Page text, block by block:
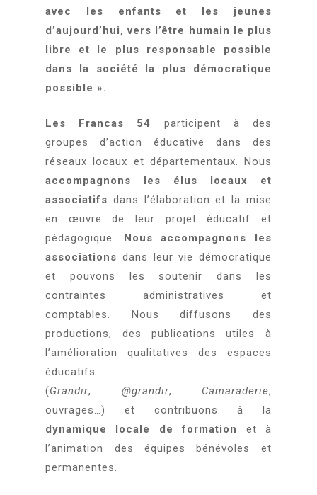
avec les enfants et les jeunes
d’aujourd’hui, vers l’être humain le plus
libre et le plus responsable possible
dans la société la plus démocratique
possible ».
Les Francas 54 participent à des
groupes d’action éducative dans des
réseaux locaux et départementaux. Nous
accompagnons les élus locaux et
associatifs dans l’élaboration et la mise
en œuvre de leur projet éducatif et
pédagogique. Nous accompagnons les
associations dans leur vie démocratique
et pouvons les soutenir dans les
contraintes administratives et
comptables. Nous diffusons des
productions, des publications utiles à
l’amélioration qualitatives des espaces
éducatifs
(Grandir, @grandir, Camaraderie,
ouvrages…) et contribuons à la
dynamique locale de formation
et à
l’animation des équipes bénévoles et
permanentes.